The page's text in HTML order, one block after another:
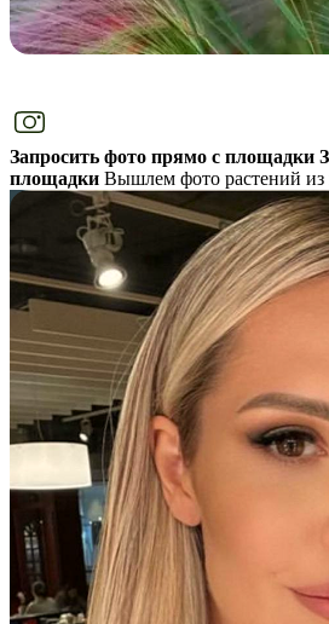
Запросить фото прямо с площадки
площадки Вышлем фото растений из